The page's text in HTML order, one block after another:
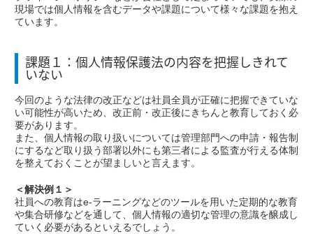
現場では個人情報を含むデータや課題について様々な課題を抱え
ています。
課題１：個人情報保護法の内容を把握しきれて
いない
今回のような法律の改正などは社員全員が正確に把握できていな
い可能性が高いため、改正前・改正後にきちんと教育しておく必
要があります。
また、個人情報の取り扱いについては管理部門への申請・報告制
にするなど取り扱う部署以外にも第三者による監査が行える体制
を整えておくことが望ましいと言えます。
＜解決例１＞
社員への教育はe-ラーニングなどのツールを用いた定期的な教育
や集合研修などを通して、個人情報の適切な管理の意識を醸成し
ていく必要があるといえるでしょう。